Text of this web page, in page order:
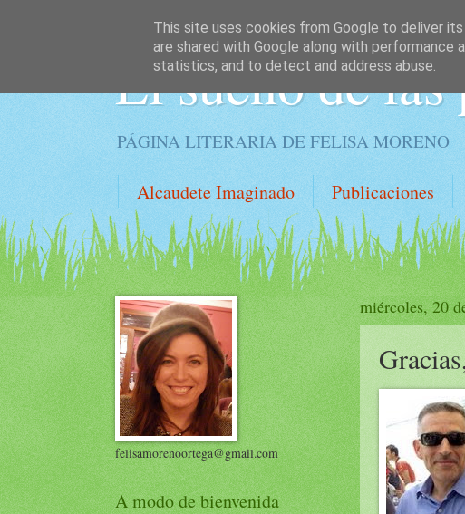
El sueño de las
PÁGINA LITERARIA DE FELISA MORENO
Alcaudete Imaginado Publicaciones
miércoles, 20
felisamorenoortega@gmail.com
A modo de bienvenida
This site uses cookies from Google to deliver
are shared with Google along with
statistics, and to detect and address abuse.